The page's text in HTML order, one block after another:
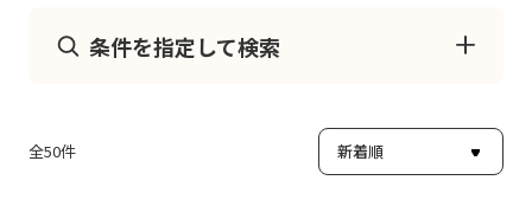
条件を指定して検索
全50件